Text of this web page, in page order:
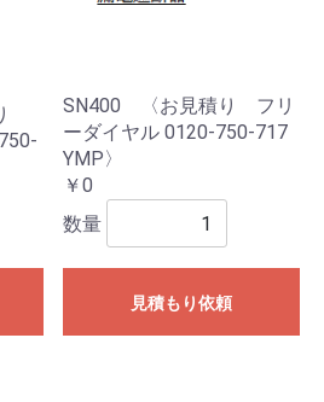
SN400 〈お見積り フリ
ーダイヤル 0120-750-717
YMP〉
￥0
数量
見積もり依頼